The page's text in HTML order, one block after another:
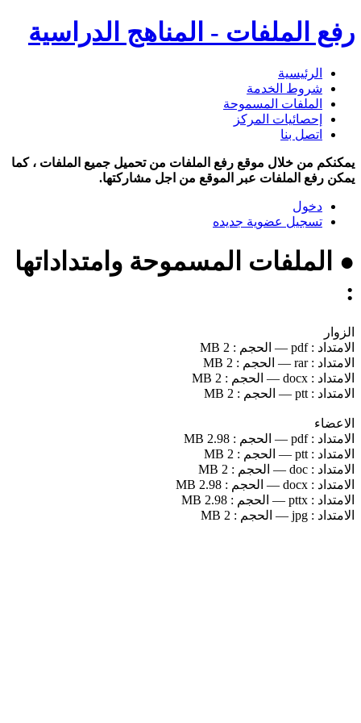
رفع الملفات - المناهج الدراسية
الرئيسية
شروط الخدمة
الملفات المسموحة
إحصائيات المركز
اتصل بنا
يمكنكم من خلال موقع رفع الملفات من تحميل جميع الملفات ، كما
يمكن رفع الملفات عبر الموقع من اجل مشاركتها.
دخول
تسجيل عضوية جديده
● الملفات المسموحة وامتداداتها
:
الزوار
الامتداد :pdf
— الحجم : 2 MB
الامتداد :rar
— الحجم : 2 MB
الامتداد : docx
— الحجم : 2 MB
الامتداد : ptt
— الحجم : 2 MB
الاعضاء
الامتداد :pdf
— الحجم : 2.98 MB
الامتداد : ptt
— الحجم : 2 MB
الامتداد : doc
— الحجم : 2 MB
الامتداد : docx
— الحجم : 2.98 MB
الامتداد : pttx
— الحجم : 2.98 MB
الامتداد : jpg
— الحجم : 2 MB